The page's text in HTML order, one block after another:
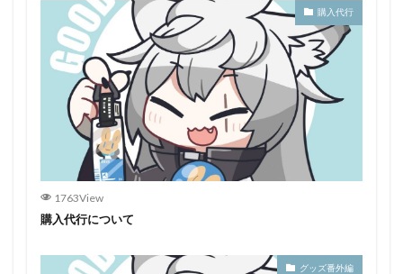
購入代行
1763View
購入代行について
グッズ番外編